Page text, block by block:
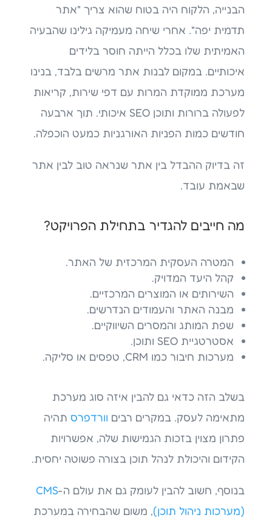
הבנייה, הלקוח היה בטוח שהוא צריך "אתר
תדמית יפה". אחרי שיחה מעמיקה גילינו שהבעיה
האמיתית שלו בכלל הייתה חוסר בלידים
איכותיים. במקום לבנות אתר מרשים בלבד, בנינו
מערכת ממוקדת המרות עם דפי שירות, קריאות
לפעולה ברורות ותוכן SEO איכותי. תוך ארבעה
חודשים כמות הפניות האורגניות כמעט הוכפלה.
זה בדיוק ההבדל בין אתר שנראה טוב לבין אתר
שבאמת עובד.
מה חייבים להגדיר בתחילת הפרויקט?
המטרה העסקית המרכזית של האתר.
קהל היעד המדויק.
השירותים או המוצרים המרכזיים.
מבנה האתר והעמודים הנדרשים.
שפת המותג והמסרים השיווקיים.
אסטרטגיית SEO ותוכן.
מערכות חיבור כמו CRM, טפסים או סליקה.
בשלב הזה כדאי גם להבין איזה סוג מערכת
מתאימה לעסק. במקרים רבים וורדפרס תהיה
פתרון מצוין בזכות הגמישות שלה, אפשרויות
הקידום והיכולת לנהל תוכן בצורה פשוטה יחסית.
בנוסף, חשוב להבין לעומק גם את עולם ה-CMS
(מערכות ניהול תוכן), משום שהבחירה במערכת